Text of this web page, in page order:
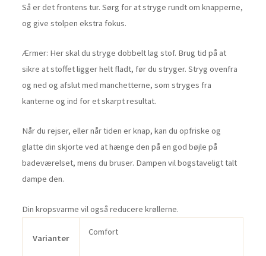
Så er det frontens tur. Sørg for at stryge rundt om knapperne,
og give stolpen ekstra fokus.
Ærmer: Her skal du stryge dobbelt lag stof. Brug tid på at
sikre at stoffet ligger helt fladt, før du stryger. Stryg ovenfra
og ned og afslut med manchetterne, som stryges fra
kanterne og ind for et skarpt resultat.
Når du rejser, eller når tiden er knap, kan du opfriske og
glatte din skjorte ved at hænge den på en god bøjle på
badeværelset, mens du bruser. Dampen vil bogstaveligt talt
dampe den.
Din kropsvarme vil også reducere krøllerne.
Varianter
Comfort